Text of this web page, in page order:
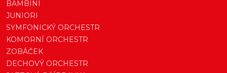
BAMBINI
JUNIORI
SYMFONICKÝ ORCHESTR
KOMORNÍ ORCHESTR
ZOBÁČEK
DECHOVÝ ORCHESTR